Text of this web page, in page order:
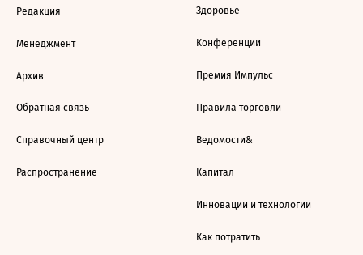
Редакция
Менеджмент
Архив
Обратная связь
Справочный центр
Распространение
Здоровье
Конференции
Премия Импульс
Правила торговли
Ведомости&
Капитал
Инновации и технологии
Как потратить